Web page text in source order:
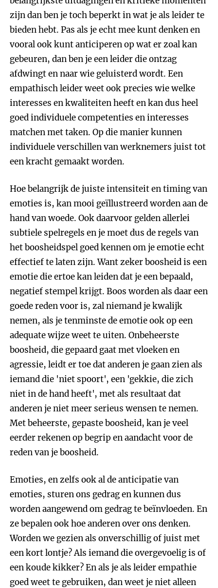
zijn dan ben je toch beperkt in wat je als leider te
bieden hebt. Pas als je echt mee kunt denken en
vooral ook kunt anticiperen op wat er zoal kan
gebeuren, dan ben je een leider die ontzag
afdwingt en naar wie geluisterd wordt. Een
empathisch leider weet ook precies wie welke
interesses en kwaliteiten heeft en kan dus heel
goed individuele competenties en interesses
matchen met taken. Op die manier kunnen
individuele verschillen van werknemers juist tot
een kracht gemaakt worden.
Hoe belangrijk de juiste intensiteit en timing van
emoties is, kan mooi geïllustreerd worden aan de
hand van woede. Ook daarvoor gelden allerlei
subtiele spelregels en je moet dus de regels van
het boosheidspel goed kennen om je emotie echt
effectief te laten zijn. Want zeker boosheid is een
emotie die ertoe kan leiden dat je een bepaald,
negatief stempel krijgt. Boos worden als daar een
goede reden voor is, zal niemand je kwalijk
nemen, als je tenminste de emotie ook op een
adequate wijze weet te uiten. Onbeheerste
boosheid, die gepaard gaat met vloeken en
agressie, leidt er toe dat anderen je gaan zien als
iemand die 'niet spoort', een 'gekkie, die zich
niet in de hand heeft', met als resultaat dat
anderen je niet meer serieus wensen te nemen.
Met beheerste, gepaste boosheid, kan je veel
eerder rekenen op begrip en aandacht voor de
reden van je boosheid.
Emoties, en zelfs ook al de anticipatie van
emoties, sturen ons gedrag en kunnen dus
worden aangewend om gedrag te beïnvloeden. En
ze bepalen ook hoe anderen over ons denken.
Worden we gezien als onverschillig of juist met
een kort lontje? Als iemand die overgevoelig is of
een koude kikker? En als je als leider empathie
goed weet te gebruiken, dan weet je niet alleen